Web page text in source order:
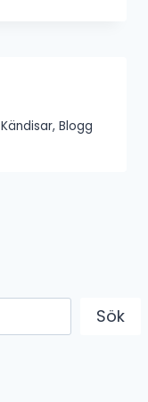
Kändisar,Blogg
Sök